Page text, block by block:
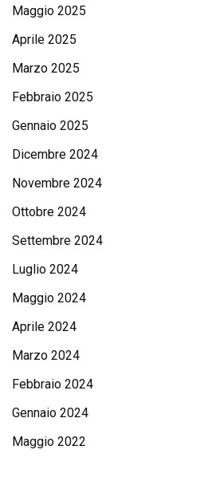
Maggio 2025
Aprile 2025
Marzo 2025
Febbraio 2025
Gennaio 2025
Dicembre 2024
Novembre 2024
Ottobre 2024
Settembre 2024
Luglio 2024
Maggio 2024
Aprile 2024
Marzo 2024
Febbraio 2024
Gennaio 2024
Maggio 2022